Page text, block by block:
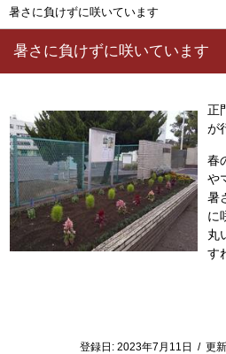
暑さに負けずに咲いています
暑さに負けずに咲いています
正
が
春
や
暑
に
丸
す
登録日: 2023年7月11日 / 更